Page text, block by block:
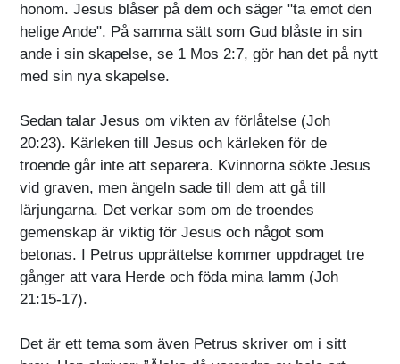
honom. Jesus blåser på dem och säger "ta emot den
helige Ande". På samma sätt som Gud blåste in sin
ande i sin skapelse, se 1 Mos 2:7, gör han det på nytt
med sin nya skapelse.
Sedan talar Jesus om vikten av förlåtelse (Joh
20:23). Kärleken till Jesus och kärleken för de
troende går inte att separera. Kvinnorna sökte Jesus
vid graven, men ängeln sade till dem att gå till
lärjungarna. Det verkar som om de troendes
gemenskap är viktig för Jesus och något som
betonas. I Petrus upprättelse kommer uppdraget tre
gånger att vara Herde och föda mina lamm (Joh
21:15-17).
Det är ett tema som även Petrus skriver om i sitt